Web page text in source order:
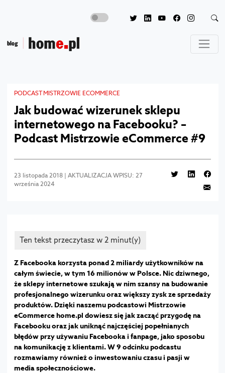
PODCAST MISTRZOWIE ECOMMERCE
Jak budować wizerunek sklepu
internetowego na Facebooku? –
Podcast Mistrzowie eCommerce #9
23 listopada 2018 | AKTUALIZACJA WPISU: 27
września 2024
Z Facebooka korzysta ponad 2 miliardy użytkowników na
całym świecie, w tym 16 milionów w Polsce. Nic dziwnego,
że sklepy internetowe szukają w nim szansy na budowanie
profesjonalnego wizerunku oraz większy zysk ze sprzedaży
produktów. Dzięki naszemu podcastowi Mistrzowie
eCommerce home.pl dowiesz się jak zacząć przygodę na
Facebooku oraz jak uniknąć najczęściej popełnianych
błędów przy używaniu Facebooka i fanpage, jako sposobu
na komunikację z klientami. W 9 odcinku podcastu
rozmawiamy również o inwestowaniu czasu i pasji w
media społecznościowe.